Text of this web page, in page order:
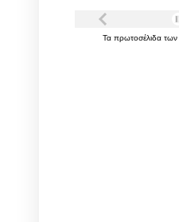
Τα πρωτοσέλιδα των